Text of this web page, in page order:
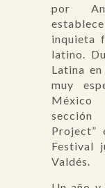
por
inquieta
latino.
Latina
muy
México
Project”
Festival
Valdés.